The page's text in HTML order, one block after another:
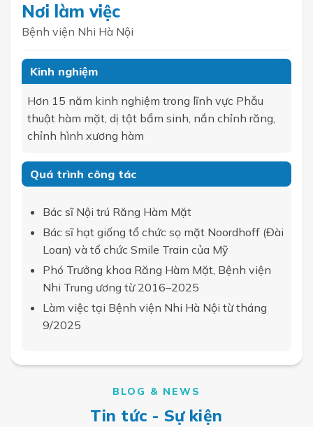
Nơi làm việc
Bệnh viện Nhi Hà Nội
Kinh nghiệm
Hơn 15 năm kinh nghiệm trong lĩnh vực Phẫu
thuật hàm mặt, dị tật bẩm sinh, nắn chỉnh răng,
chỉnh hình xương hàm
Quá trình công tác
Bác sĩ Nội trú Răng Hàm Mặt
Bác sĩ hạt giống tổ chức sọ mặt Noordhoff (Đài
Loan) và tổ chức Smile Train của Mỹ
Phó Trưởng khoa Răng Hàm Mặt, Bệnh viện
Nhi Trung ương từ 2016–2025
Làm việc tại Bệnh viện Nhi Hà Nội từ tháng
9/2025
BLOG & NEWS
Tin tức - Sự kiện